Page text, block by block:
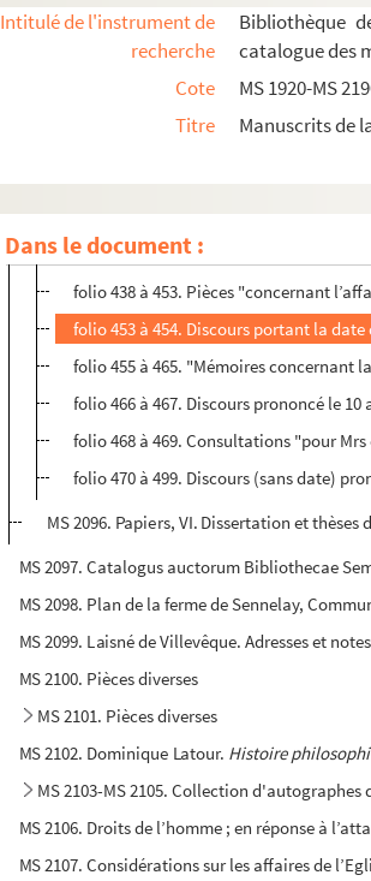
Intitulé de l'instrument de
recherche
Bibliothèque
catalogue des
Cote
MS 1920-MS
Titre
Manuscrits de
Dans le document :
MS 2095. Papiers, V
folio 1 à 214. Traités de Droit Canon
folio 393 à 414. Pièces diverses
folio 415 à 424. "Oratio habita in
folio 425 à 437. "Oration de
folio 438 à 453. Pièces "concernant
folio 453 à 454. Discours portant la date
folio 455 à 465. "Mémoires concernant
folio 466 à 467. Discours prononcé le
folio 468 à 469. Consultations "pour
folio 470 à 499. Discours (sans date)
MS 2096. Papiers, VI. Dissertation et
MS 2097. Catalogus auctorum Bibliothecae
MS 2098. Plan de la ferme de Sennelay,
MS 2099. Laisné de Villevêque. Adresses et notes
MS 2100. Pièces diverses
MS 2101. Pièces diverses
MS 2102. Dominique Latour. Histoire
MS 2103-MS 2105. Collection
MS 2106. Droits de l’homme ; en réponse à
MS 2107. Considérations sur les affaires de